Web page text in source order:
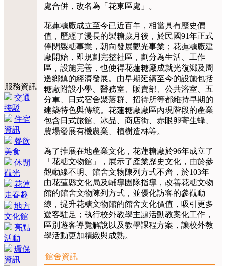
服務資訊
交通
接駁
住宿
資訊
餐飲
美食
休閒
觀光
花蓮
走春趣
地方
文化館
亮點
活動
環保
資訊
處合併，改名為「花東區處」。
花蓮糖廠成立至今已近百年，相當具有歷史價
值，歷經了漫長的製糖歲月後，於民國91年正式
停閉製糖事業，朝向發展觀光事業；花蓮糖廠建
廠開始，即規劃完整社區，劃分為生活、工作
區，設施完善，也使得花蓮糖廠成就光復鄉及周
邊鄉鎮的經濟發展。由早期延續至今的設施包括
糖廠附設小學、醫務室、販賣部、公共浴室、五
分車、日式宿舍聚落群、招待所等都維持早期的
建築特色與傳統。花蓮糖廠廠區內現階段的產業
包含日式旅館、冰品、商店街、赤眼卵寄生蜂、
農場發展有機農業、植樹造林等。
為了推展在地產業文化，花蓮糖廠於96年成立了
「花糖文物館」，展示了產業歷史文化，由於參
觀動線不明、館舍文物陳列方式不齊，於103年
由花蓮縣文化局及輔導團隊指導，改善花糖文物
館的館舍文物陳列方式，並優化訪客的參觀動
線，提升花糖文物館的館舍文化價值，吸引更多
遊客駐足；執行校外教學主題活動教案化工作，
區別遊客導覽解說以及教學課程方案，讓校外教
學活動更加精緻與成熟。
館舍資訊